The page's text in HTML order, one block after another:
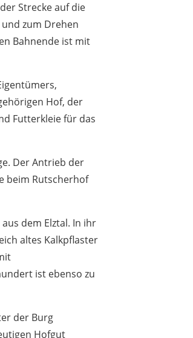
Strecke auf die
zum Drehen
Bahnende ist mit
Hof, der
Futterkleie für das
Der Antrieb der
beim Rutscherhof
dem Elztal. In ihr
altes Kalkpflaster
ist ebenso zu
der Burg
Hofgut